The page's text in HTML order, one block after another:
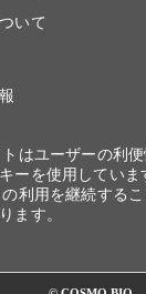
いて
はユーザーの利
ーを使用していま
利用を継続する
ます。